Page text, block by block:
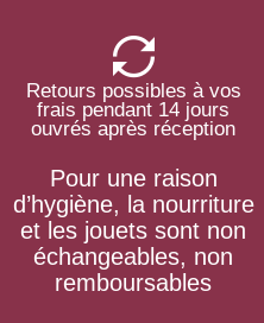
Retours possibles à vos
frais pendant 14 jours
ouvrés après réception
Pour une raison
d’hygiène, la nourriture
et les jouets sont non
échangeables, non
remboursables